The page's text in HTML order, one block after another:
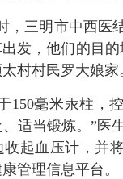
三明市中西医
发，他们的目
村村民罗大娘家
毫米汞柱，控
适当锻炼。”医
收起血压计，并
管理信息平台。